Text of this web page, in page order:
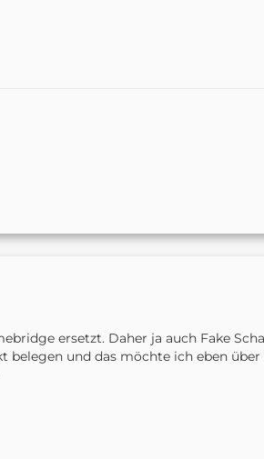
ersetzt. Daher ja auch Fake
und das möchte ich eben über